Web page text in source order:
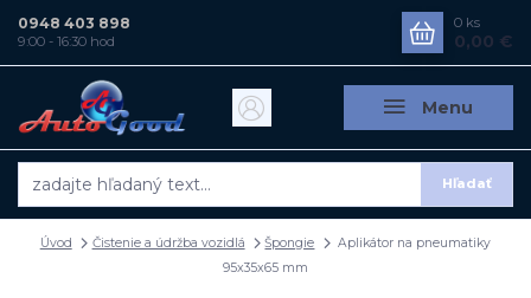
Menu
Hľadať
0948 403 898
9:00 - 16:30 hod
0 ks
0,00 €
Úvod Čistenie a údržba vozidlá Špongie
Aplikátor na pneumatiky
95x35x65 mm